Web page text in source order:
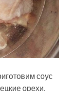
соус
орехи,